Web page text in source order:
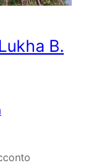
B.